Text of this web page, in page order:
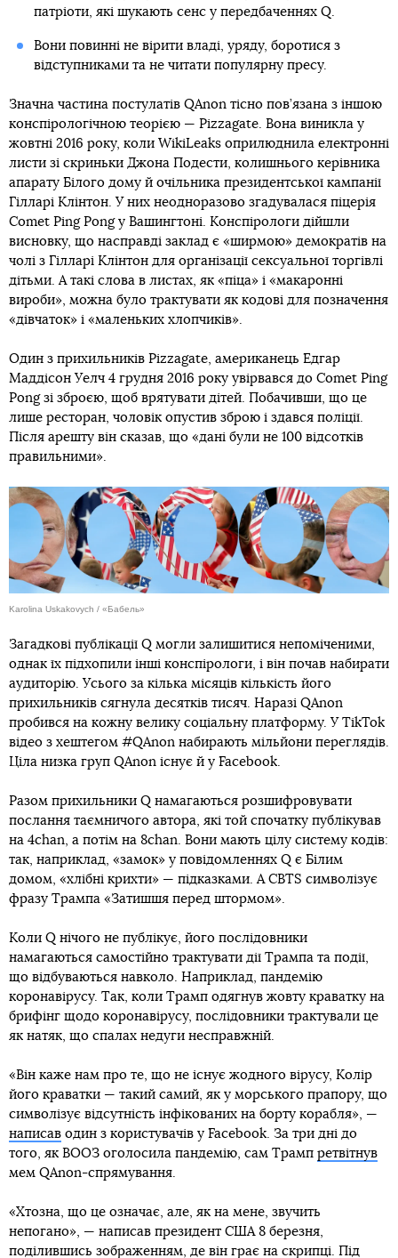
патріоти, які шукають сенс у передбаченнях Q.
Вони повинні не вірити владі, уряду, боротися з
відступниками та не читати популярну пресу.
Значна частина постулатів QAnon тісно пов’язана з іншою
конспірологічною теорією — Pizzagate. Вона виникла у
жовтні 2016 року, коли WikiLeaks оприлюднила електронні
листи зі скриньки Джона Подести, колишнього керівника
апарату Білого дому й очільника президентської кампанії
Гілларі Клінтон. У них неодноразово згадувалася піцерія
Comet Ping Pong у Вашингтоні. Конспірологи дійшли
висновку, що насправді заклад є «ширмою» демократів на
чолі з Гілларі Клінтон для організації сексуальної торгівлі
дітьми. А такі слова в листах, як «піца» і «макаронні
вироби», можна було трактувати як кодові для позначення
«дівчаток» і «маленьких хлопчиків».
Один з прихильників Pizzagate, американець Едгар
Маддісон Уелч 4 грудня 2016 року увірвався до Comet Ping
Pong зі зброєю, щоб врятувати дітей. Побачивши, що це
лише ресторан, чоловік опустив зброю і здався поліції.
Після арешту він сказав, що «дані були не 100 відсотків
правильними».
Karolina Uskakovych / «Бабель»
Загадкові публікації Q могли залишитися непоміченими,
однак їх підхопили інші конспірологи, і він почав набирати
аудиторію. Усього за кілька місяців кількість його
прихильників сягнула десятків тисяч. Наразі QAnon
пробився на кожну велику соціальну платформу. У TikTok
відео з хештегом #QAnon набирають мільйони переглядів.
Ціла низка груп QAnon існує й у Facebook.
Разом прихильники Q намагаються розшифровувати
послання таємничого автора, які той спочатку публікував
на 4chan, а потім на 8chan. Вони мають цілу систему кодів:
так, наприклад, «замок» у повідомленнях Q є Білим
домом, «хлібні крихти» — підказками. А CBTS символізує
фразу Трампа «Затишшя перед штормом».
Коли Q нічого не публікує, його послідовники
намагаються самостійно трактувати дії Трампа та події,
що відбуваються навколо. Наприклад, пандемію
коронавірусу. Так, коли Трамп одягнув жовту краватку на
брифінг щодо коронавірусу, послідовники трактували це
як натяк, що спалах недуги несправжній.
«Він каже нам про те, що не існує жодного вірусу, Колір
його краватки — такий самий, як у морського прапору, що
символізує відсутність інфікованих на борту корабля», —
написав один з користувачів у Facebook. За три дні до
того, як ВООЗ оголосила пандемію, сам Трамп ретвітнув
мем QAnon-спрямування.
«Хтозна, що це означає, але, як на мене, звучить
непогано», — написав президент США 8 березня,
поділившись зображенням, де він грає на скрипці. Під